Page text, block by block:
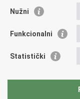
Vlada Republike
Agencija za pravni
Fond za zaštitu
Državne nekretnine
Nužni
Funkcionalni
Statistički